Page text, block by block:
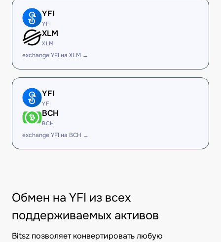
YFI
YFI
XLM
XLM
exchange YFI на XLM →
YFI
YFI
BCH
BCH
exchange YFI на BCH →
Обмен на YFI из всех
поддерживаемых активов
Bitsz позволяет конвертировать любую